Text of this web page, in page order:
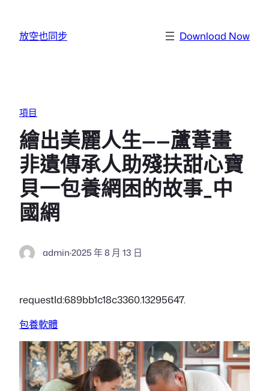
放空也同步 Download Now
項目
繪出美麗人生——蘆葦畫
非遺傳承人助殘扶甜心寶
貝一包養網困的故事_中
國網
admin·2025 年 8 月 13 日
requestId:689bb1c18c3360.13295647.
包養軟體